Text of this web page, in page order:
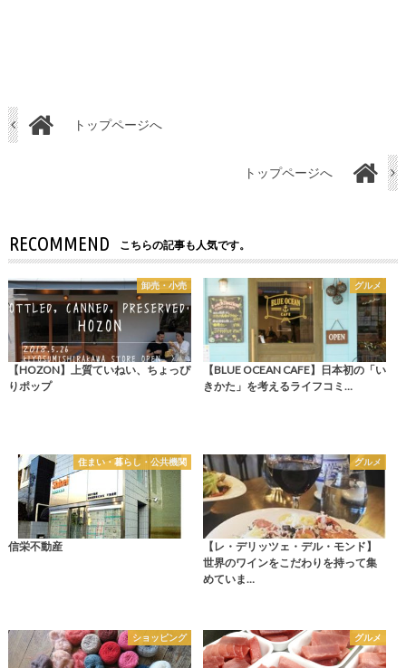
トップページへ
トップページへ
RECOMMEND こちらの記事も人気です。
卸売・小売
【HOZON】上質ていねい、ちょっぴ
りポップ
グルメ
【BLUE OCEAN CAFE】日本初の「い
きかた」を考えるライフコミ…
住まい・暮らし・公共機関
信栄不動産
グルメ
【レ・デリッツェ・デル・モンド】
世界のワインをこだわりを持って集
めていま…
ショッピング グルメ